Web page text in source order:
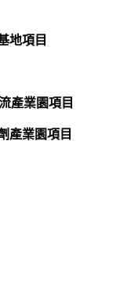
地項目
產業園項目
產業園項目